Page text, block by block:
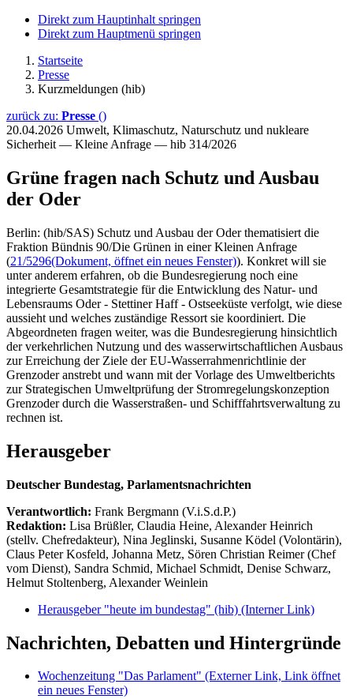
Direkt zum Hauptinhalt springen
Direkt zum Hauptmenü springen
Startseite
Presse
Kurzmeldungen (hib)
zurück zu: Presse ()
20.04.2026 Umwelt, Klimaschutz, Naturschutz und nukleare
Sicherheit — Kleine Anfrage — hib 314/2026
Grüne fragen nach Schutz und Ausbau
der Oder
Berlin: (hib/SAS) Schutz und Ausbau der Oder thematisiert die
Fraktion Bündnis 90/Die Grünen in einer Kleinen Anfrage
(21/5296(Dokument, öffnet ein neues Fenster)). Konkret will sie
unter anderem erfahren, ob die Bundesregierung noch eine
integrierte Gesamtstrategie für die Entwicklung des Natur- und
Lebensraums Oder - Stettiner Haff - Ostseeküste verfolgt, wie diese
aussieht und welches zuständige Ressort sie koordiniert. Die
Abgeordneten fragen weiter, was die Bundesregierung hinsichtlich
der verkehrlichen Nutzung und des wasserwirtschaftlichen Ausbaus
zur Erreichung der Ziele der EU-Wasserrahmenrichtlinie der
Grenzoder anstrebt und wann mit der Vorlage des Umweltberichts
zur Strategischen Umweltprüfung der Stromregelungskonzeption
Grenzoder durch die Wasserstraßen- und Schifffahrtsverwaltung zu
rechnen ist.
Herausgeber
Deutscher Bundestag, Parlamentsnachrichten
Verantwortlich: Frank Bergmann (V.i.S.d.P.)
Redaktion: Lisa Brüßler, Claudia Heine, Alexander Heinrich
(stellv. Chefredakteur), Nina Jeglinski, Susanne Ködel (Volontärin),
Claus Peter Kosfeld, Johanna Metz, Sören Christian Reimer (Chef
vom Dienst), Sandra Schmid, Michael Schmidt, Denise Schwarz,
Helmut Stoltenberg, Alexander Weinlein
Herausgeber "heute im bundestag" (hib) (Interner Link)
Nachrichten, Debatten und Hintergründe
Wochenzeitung "Das Parlament" (Externer Link, Link öffnet
ein neues Fenster)